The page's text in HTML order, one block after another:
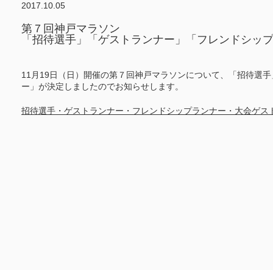
2017.10.05
第７回神戸マラソン
「招待選手」「ゲストランナー」「フレンドシ
11月19日（日）開催の第７回神戸マラソンについて、「招待選
ー」が決定しましたのでお知らせします。
招待選手・ゲストランナー・フレンドシップランナー・大会ゲ